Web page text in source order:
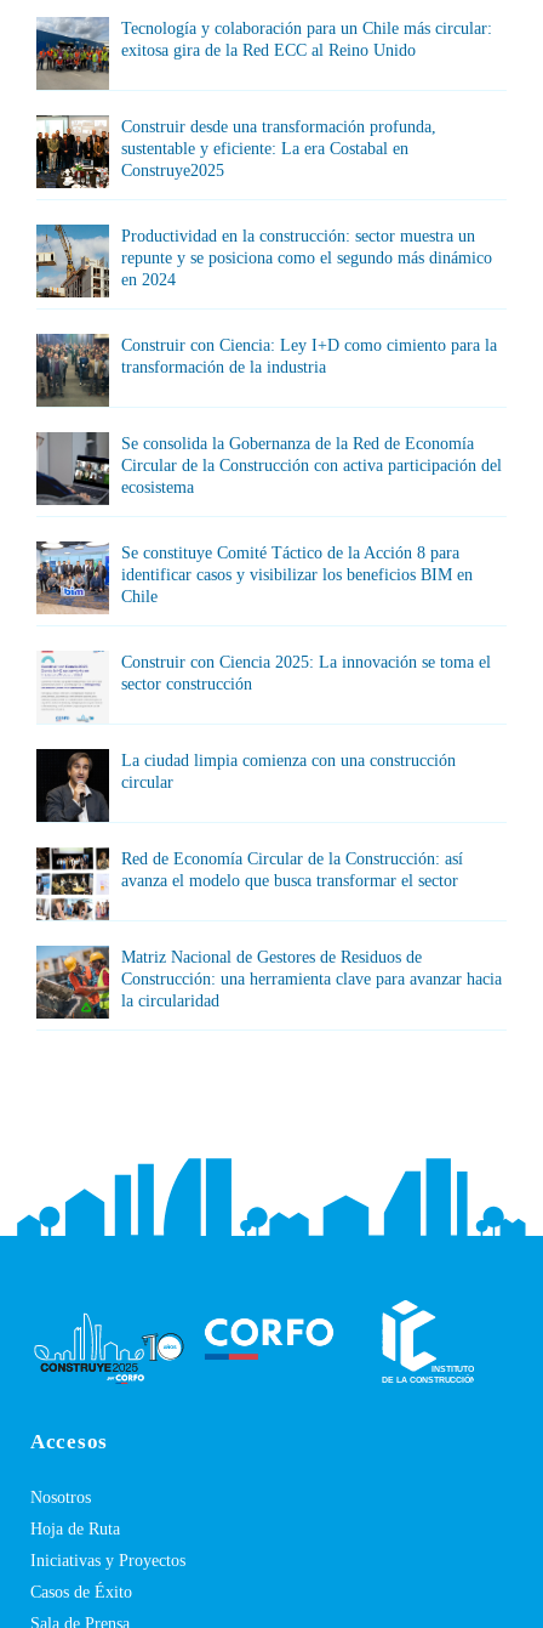
Tecnología y colaboración para un Chile más circular:
exitosa gira de la Red ECC al Reino Unido
Construir desde una transformación profunda,
sustentable y eficiente: La era Costabal en
Construye2025
Productividad en la construcción: sector muestra un
repunte y se posiciona como el segundo más dinámico
en 2024
Construir con Ciencia: Ley I+D como cimiento para la
transformación de la industria
Se consolida la Gobernanza de la Red de Economía
Circular de la Construcción con activa participación del
ecosistema
Se constituye Comité Táctico de la Acción 8 para
identificar casos y visibilizar los beneficios BIM en
Chile
Construir con Ciencia 2025: La innovación se toma el
sector construcción
La ciudad limpia comienza con una construcción
circular
Red de Economía Circular de la Construcción: así
avanza el modelo que busca transformar el sector
Matriz Nacional de Gestores de Residuos de
Construcción: una herramienta clave para avanzar hacia
la circularidad
Accesos
Nosotros
Hoja de Ruta
Iniciativas y Proyectos
Casos de Éxito
Sala de Prensa